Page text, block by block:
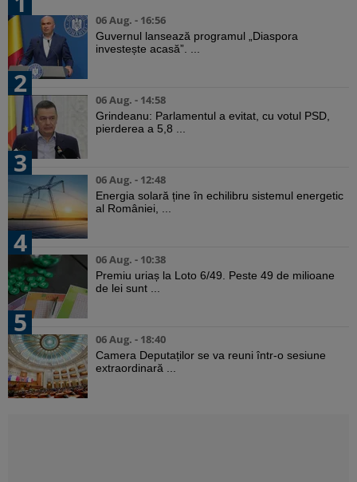
06 Aug. - 16:56
Guvernul lansează programul „Diaspora
investește acasă”. ...
2
06 Aug. - 14:58
Grindeanu: Parlamentul a evitat, cu votul PSD,
pierderea a 5,8 ...
3
06 Aug. - 12:48
Energia solară ține în echilibru sistemul energetic
al României, ...
4
06 Aug. - 10:38
Premiu uriaș la Loto 6/49. Peste 49 de milioane
de lei sunt ...
5
06 Aug. - 18:40
Camera Deputaților se va reuni într-o sesiune
extraordinară ...